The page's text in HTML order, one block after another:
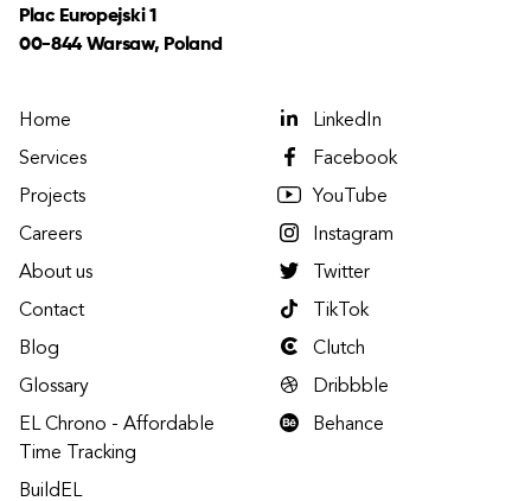
Plac Europejski 1
00-844 Warsaw, Poland
Home
Services
Projects
Careers
About us
Contact
Blog
Glossary
EL Chrono - Affordable
Time Tracking
BuildEL
LinkedIn
Facebook
YouTube
Instagram
Twitter
TikTok
Clutch
Dribbble
Behance